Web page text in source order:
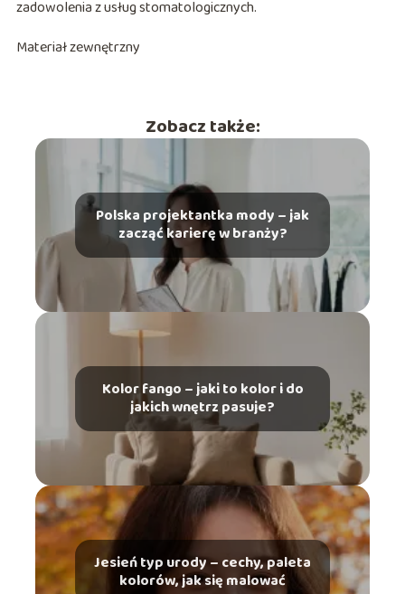
zadowolenia z usług stomatologicznych.
Materiał zewnętrzny
Zobacz także:
Polska projektantka mody – jak
zacząć karierę w branży?
Kolor fango – jaki to kolor i do
jakich wnętrz pasuje?
Jesień typ urody – cechy, paleta
kolorów, jak się malować